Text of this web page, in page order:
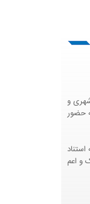
اطلاعاتی مشاغل شهری و
حضور
اين اساس و به استناد
و اعم